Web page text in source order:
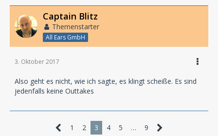
Captain Blitz
Themenstarter
All Ears GmbH
3. Oktober 2017
Also geht es nicht, wie ich sagte, es klingt scheiße. Es sind
jedenfalls keine Outtakes
1 2 3 4 5 … 9